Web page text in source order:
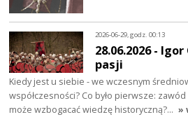
2026-06-29, godz. 00:13
28.06.2026 -
pasji
Kiedy jest u siebie - we wczesnym
współczesności? Co było pierwsze:
może wzbogacać wiedzę historyczną?… »